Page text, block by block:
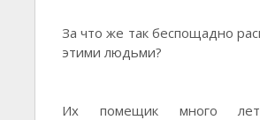
За что же так беспощадно
этими людьми?
Их помещик много лет